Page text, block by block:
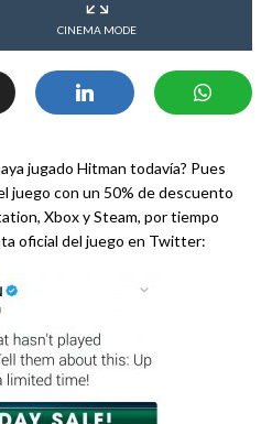
CINEMA MODE
jugado Hitman todavía? Pues
juego con un 50% de descuento
Xbox y Steam, por tiempo
oficial del juego en Twitter: